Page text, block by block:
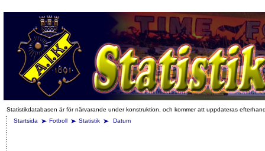
Statistikdatabasen är för närvarande under konstruktion, och kommer att uppdateras
Startsida
Fotboll Statistik Datum